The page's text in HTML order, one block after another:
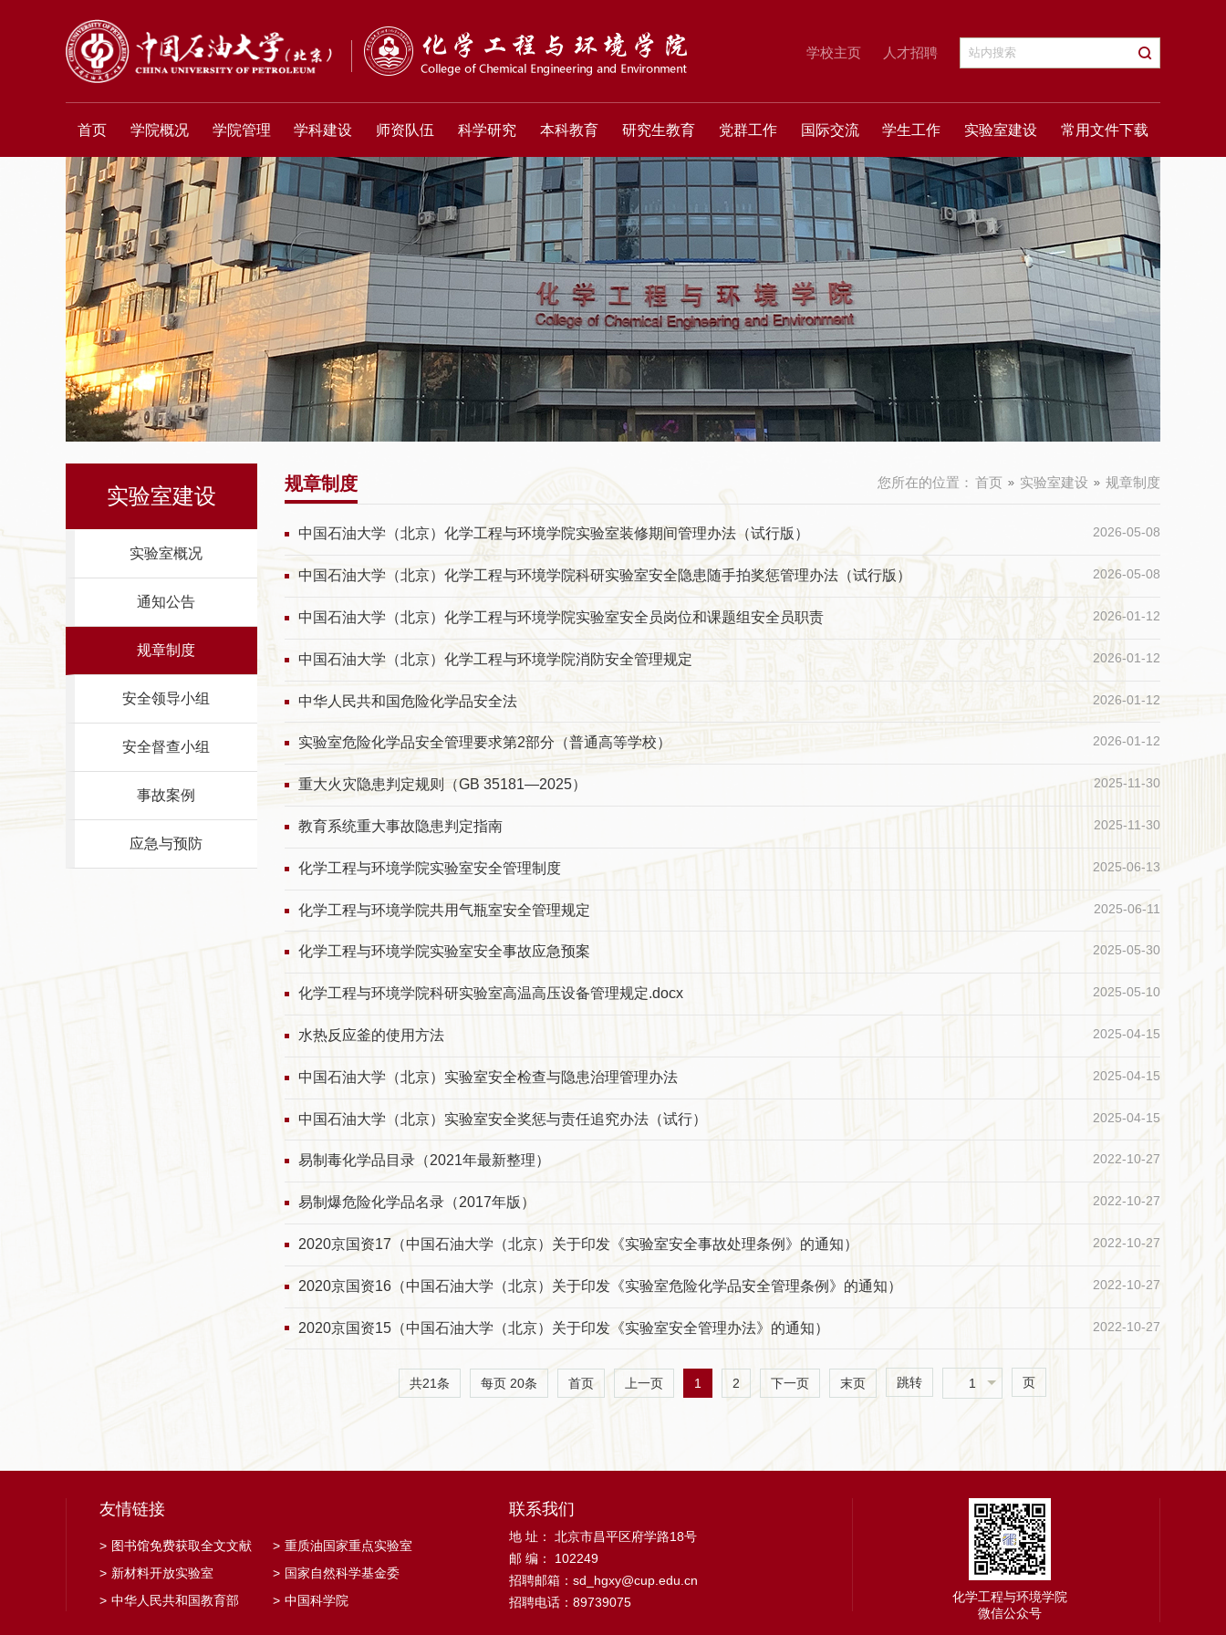
学校主页 人才招聘
首页 学院概况 学院管理 学科建设 师资队伍 科学研究 本科教育 研究生教育 党群工作 国际交流 学生工作 实验室建设 常用文件下载
实验室建设
实验室概况
通知公告
规章制度
安全领导小组
安全督查小组
事故案例
应急与预防
您所在的位置： 首页 实验室建设 规章制度
规章制度
中国石油大学（北京）化学工程与环境学院实验室装修期间管理办法（试行版） 2026-05-08
中国石油大学（北京）化学工程与环境学院科研实验室安全隐患随手拍奖惩管理办法（试行版） 2026-05-08
中国石油大学（北京）化学工程与环境学院实验室安全员岗位和课题组安全员职责 2026-01-12
中国石油大学（北京）化学工程与环境学院消防安全管理规定 2026-01-12
中华人民共和国危险化学品安全法 2026-01-12
实验室危险化学品安全管理要求第2部分（普通高等学校） 2026-01-12
重大火灾隐患判定规则（GB 35181—2025） 2025-11-30
教育系统重大事故隐患判定指南 2025-11-30
化学工程与环境学院实验室安全管理制度 2025-06-13
化学工程与环境学院共用气瓶室安全管理规定 2025-06-11
化学工程与环境学院实验室安全事故应急预案 2025-05-30
化学工程与环境学院科研实验室高温高压设备管理规定.docx 2025-05-10
水热反应釜的使用方法 2025-04-15
中国石油大学（北京）实验室安全检查与隐患治理管理办法 2025-04-15
中国石油大学（北京）实验室安全奖惩与责任追究办法（试行） 2025-04-15
易制毒化学品目录（2021年最新整理） 2022-10-27
易制爆危险化学品名录（2017年版） 2022-10-27
2020京国资17（中国石油大学（北京）关于印发《实验室安全事故处理条例》的通知） 2022-10-27
2020京国资16（中国石油大学（北京）关于印发《实验室危险化学品安全管理条例》的通知） 2022-10-27
2020京国资15（中国石油大学（北京）关于印发《实验室安全管理办法》的通知） 2022-10-27
共21条 每页 20条 首页 上一页 1 2 下一页 末页 跳转 1 页
友情链接
> 图书馆免费获取全文文献 > 重质油国家重点实验室
> 新材料开放实验室 > 国家自然科学基金委
> 中华人民共和国教育部 > 中国科学院
联系我们
地 址： 北京市昌平区府学路18号
邮 编： 102249
招聘邮箱：sd_hgxy@cup.edu.cn
招聘电话：89739075
化学工程与环境学院
微信公众号